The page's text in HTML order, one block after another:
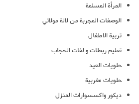
المرأة المسلمة
الوصفات المجربة من لالة مولاتي
تربية الاطفال
تعليم ربطات و لفات الحجاب
حلويات العيد
حلويات مغربية
ديكور واكسسوارات المنزل